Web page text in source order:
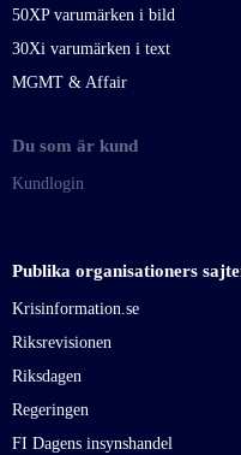
50XP varumärken i bild
30Xi varumärken i text
MGMT & Affair
Du som är kund
Kundlogin
Publika organisationers
Krisinformation.se
Riksrevisionen
Riksdagen
Regeringen
FI Dagens insynshandel